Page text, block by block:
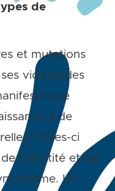
de
et mutations
vicissitudes
une
à de
Celles-ci
l’identité et de
Un